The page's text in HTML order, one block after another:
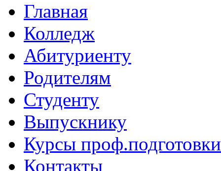
Главная
Колледж
Абитуриенту
Родителям
Студенту
Выпускнику
Курсы проф.подготовки
Контакты